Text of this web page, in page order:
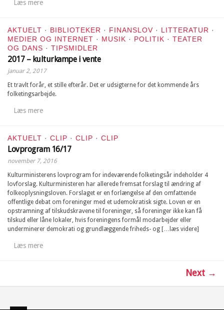
Læs mere
AKTUELT · BIBLIOTEKER · FINANSLOV · LITTERATUR ·
MEDIER OG INTERNET · MUSIK · POLITIK · TEATER
OG DANS · TIPSMIDLER
2017 – kulturkampe i vente
januar 2, 2017
Et travlt forår, et stille efterår. Det er udsigterne for det kommende års
folketingsarbejde.
Læs mere
AKTUELT · CLIP · CLIP · CLIP
Lovprogram 16/17
november 7, 2016
Kulturministerens lovprogram for indeværende folketingsår indeholder 4
lovforslag. Kulturministeren har allerede fremsat forslag til ændring af
folkeoplysningsloven. Forslaget er en forlængelse af den omfattende
offentlige debat om foreninger med et udemokratisk sigte. Loven er en
opstramning af tilskudskravene til foreninger, så foreninger ikke kan få
tilskud eller låne lokaler, hvis foreningens formål modarbejder eller
underminerer demokrati og grundlæggende friheds- og […læs videre]
Læs mere
Next →